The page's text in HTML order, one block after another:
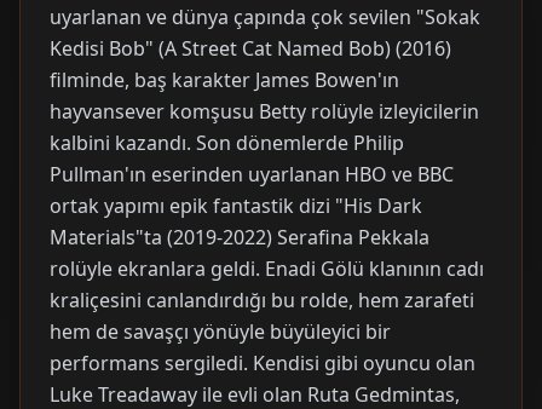
uyarlanan ve dünya çapında çok sevilen "Sokak
Kedisi Bob" (A Street Cat Named Bob) (2016)
filminde, baş karakter James Bowen'ın
hayvansever komşusu Betty rolüyle izleyicilerin
kalbini kazandı. Son dönemlerde Philip
Pullman'ın eserinden uyarlanan HBO ve BBC
ortak yapımı epik fantastik dizi "His Dark
Materials"ta (2019-2022) Serafina Pekkala
rolüyle ekranlara geldi. Enadi Gölü klanının cadı
kraliçesini canlandırdığı bu rolde, hem zarafeti
hem de savaşçı yönüyle büyüleyici bir
performans sergiledi. Kendisi gibi oyuncu olan
Luke Treadaway ile evli olan Ruta Gedmintas,